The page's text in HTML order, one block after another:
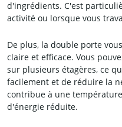
d'ingrédients. C'est
activité ou lorsque vous
De plus, la double porte
claire et efficace. Vous
sur plusieurs étagères, ce
facilement et de réduire la
contribue à une
d'énergie réduite.